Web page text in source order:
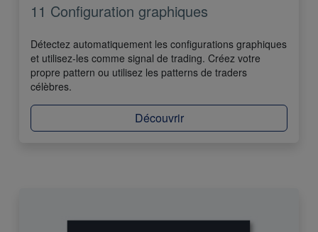
11 Configuration graphiques
Détectez automatiquement les configurations graphiques
et utilisez-les comme signal de trading. Créez votre
propre pattern ou utilisez les patterns de traders
célèbres.
Découvrir